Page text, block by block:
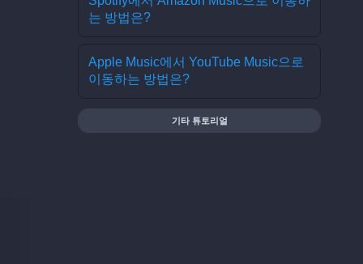
는 방법은?
Apple Music에서 YouTube Music으로
이동하는 방법은?
기타 튜토리얼